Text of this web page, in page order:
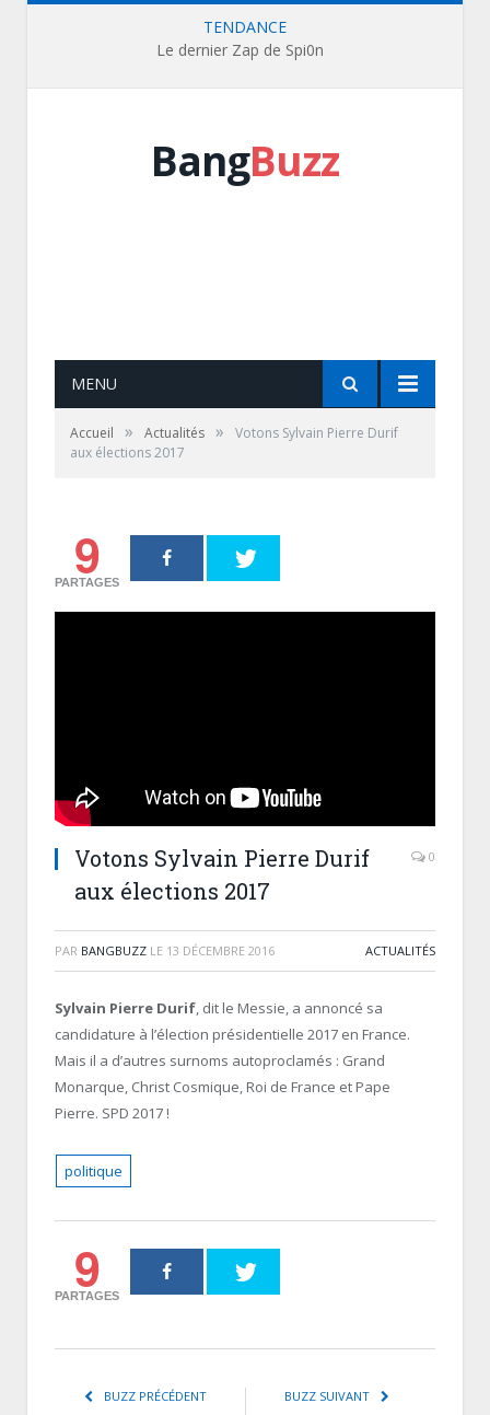
TENDANCE
Le dernier Zap de Spi0n
BangBuzz
MENU
Accueil » Actualités »
Votons Sylvain Pierre Durif
aux élections 2017
9
PARTAGES
Votons Sylvain Pierre Durif
aux élections 2017
0
PAR BANGBUZZ LE 13 DÉCEMBRE 2016 ACTUALITÉS
Sylvain Pierre Durif, dit le Messie, a annoncé sa
candidature à l’élection présidentielle 2017 en France.
Mais il a d’autres surnoms autoproclamés : Grand
Monarque, Christ Cosmique, Roi de France et Pape
Pierre. SPD 2017 !
politique
9
PARTAGES
BUZZ PRÉCÉDENT BUZZ SUIVANT